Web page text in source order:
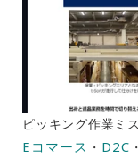
ピッキング作業ミ
Eコマース ・ D2C ・